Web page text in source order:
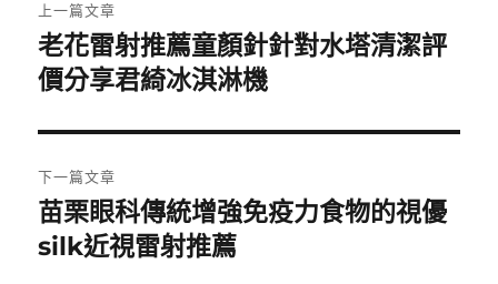
章
導
覽
上一篇文章
上
一
文
章:
老花雷射推薦童顏針針對水塔清潔評
價分享君綺冰淇淋機
下一篇文章
下
一
苗栗眼科傳統增強免疫力食物的視優
silk近視雷射推薦